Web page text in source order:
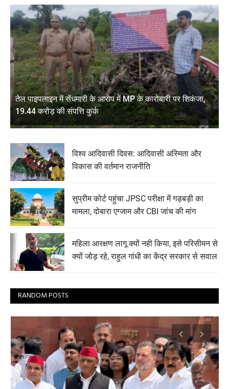
तेल पाइपलाइन में सेंधमारी के आरोप में MP के कारोबारी पर शिकंजा,
19.44 करोड़ की संपत्ति कुर्क
विश्व आदिवासी दिवस: आदिवासी अस्मिता और
विकास की वर्तमान राजनीति
सुप्रीम कोर्ट पहुंचा JPSC परीक्षा में गड़बड़ी का
मामला, दोबारा एग्जाम और CBI जांच की मांग
महिला आरक्षण लागू क्यों नही किया, इसे परिसीमन से
क्यों जोड़ रहे, राहुल गांधी का केंद्र सरकार से सवाल
RANDOM POSTS